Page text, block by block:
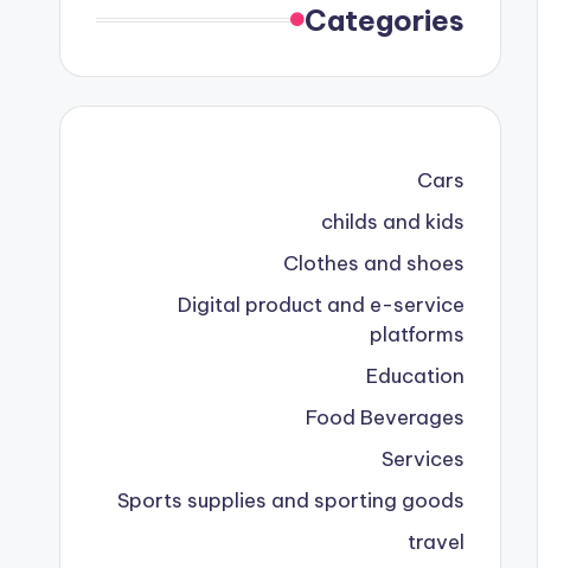
Categories
Cars
childs and kids
Clothes and shoes
Digital product and e-service
platforms
Education
Food Beverages
Services
Sports supplies and sporting goods
travel